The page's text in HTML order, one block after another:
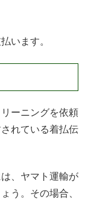
います。
ーニングを依頼
れている着払伝
、ヤマト運輸が
う。その場合、